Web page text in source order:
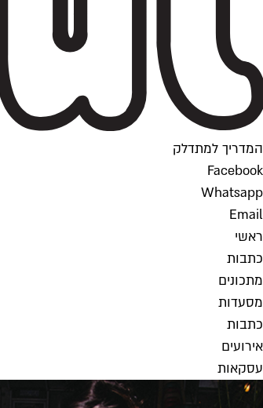
המדריך למתדלק
Facebook
Whatsapp
Email
ראשי
כתבות
מתכונים
מסעדות
כתבות
אירועים
עסקאות